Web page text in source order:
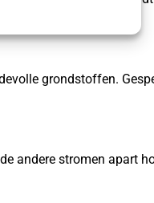
grondstoffen.
andere stromen apart